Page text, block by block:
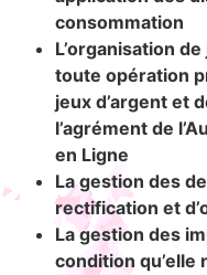
consommation
L’organisation
toute opération
jeux d’argent et
l’agrément de
en Ligne
La gestion des
rectification et
La gestion des
condition